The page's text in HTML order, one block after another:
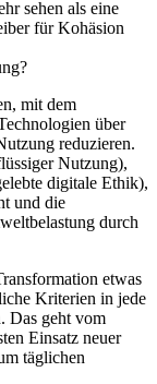
sehen als eine
für Kohäsion
mit dem
über
reduzieren.
Nutzung),
digitale Ethik),
und die
durch
etwas
Kriterien in jede
Das geht vom
Einsatz neuer
täglichen